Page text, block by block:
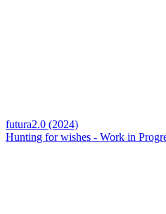
futura2.0 (2024)
Hunting for wishes - Work in